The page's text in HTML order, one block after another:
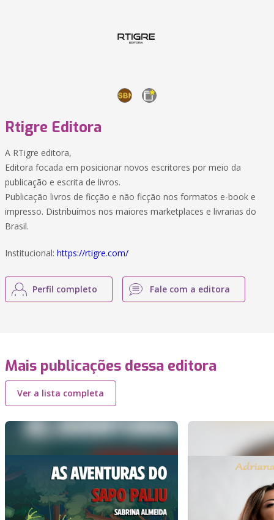
Rtigre Editora
A RTigre editora,
Editora focada em posicionar novos escritores por meio da
publicação e escrita de livros.
Publicação livros de ficção e não ficção nos formatos e-book e
impresso. Distribuímos nos maiores marketplaces e livrarias do
Brasil.
Institucional: https://rtigre.com/
Perfil completo Fale com a editora
Mais publicações dessa editora
Ver a lista completa